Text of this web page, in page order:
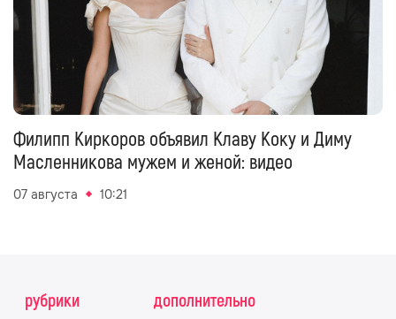
Филипп Киркоров объявил Клаву Коку и Диму
Масленникова мужем и женой: видео
07 августа 10:21
рубрики
дополнительно